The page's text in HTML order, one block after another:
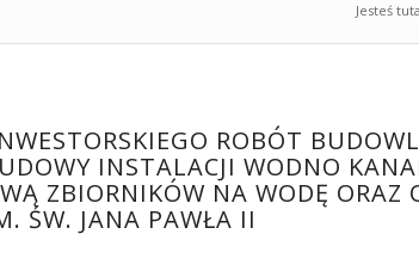
Jesteś
ROBÓT
INSTALACJI WODNO
ZBIORNIKÓW NA WODĘ ORAZ
ŚW. JANA PAWŁA II